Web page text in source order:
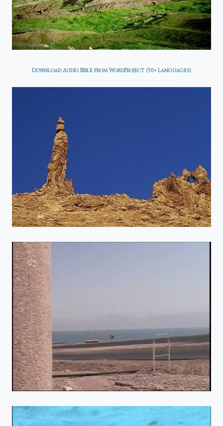
Download Audio Bible from WordProject (50+ Languages)